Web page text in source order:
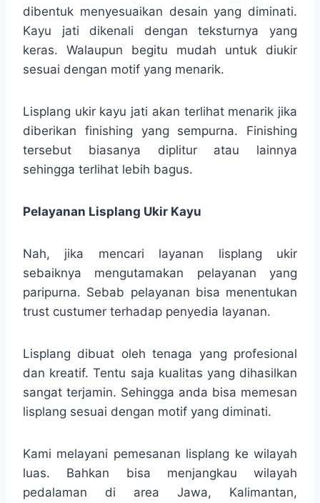
dibentuk menyesuaikan desain yang diminati.
Kayu jati dikenali dengan teksturnya yang
keras. Walaupun begitu mudah untuk diukir
sesuai dengan motif yang menarik.
Lisplang ukir kayu jati akan terlihat menarik jika
diberikan finishing yang sempurna. Finishing
tersebut biasanya diplitur atau lainnya
sehingga terlihat lebih bagus.
Pelayanan Lisplang Ukir Kayu
Nah, jika mencari layanan lisplang ukir
sebaiknya mengutamakan pelayanan yang
paripurna. Sebab pelayanan bisa menentukan
trust custumer terhadap penyedia layanan.
Lisplang dibuat oleh tenaga yang profesional
dan kreatif. Tentu saja kualitas yang dihasilkan
sangat terjamin. Sehingga anda bisa memesan
lisplang sesuai dengan motif yang diminati.
Kami melayani pemesanan lisplang ke wilayah
luas. Bahkan bisa menjangkau wilayah
pedalaman di area Jawa, Kalimantan,